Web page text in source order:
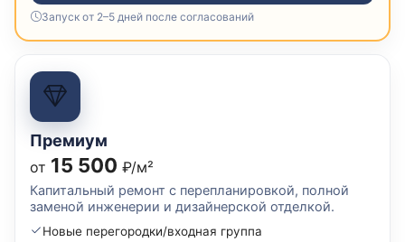
Запуск от 2–5 дней после согласований
Премиум
от 15 500 ₽/м²
Капитальный ремонт с перепланировкой, полной
заменой инженерии и дизайнерской отделкой.
Новые перегородки/входная группа